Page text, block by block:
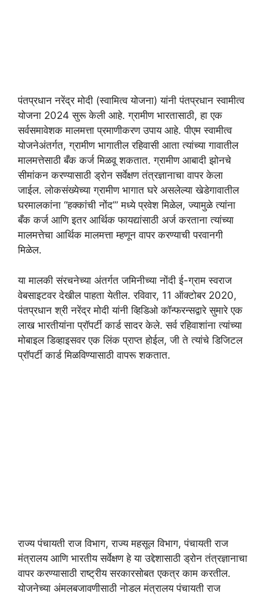
पंतप्रधान नरेंद्र मोदी (स्वामित्व योजना) यांनी पंतप्रधान स्वामीत्व
योजना 2024 सुरू केली आहे. ग्रामीण भारतासाठी, हा एक
सर्वसमावेशक मालमत्ता प्रमाणीकरण उपाय आहे. पीएम स्वामीत्व
योजनेअंतर्गत, ग्रामीण भागातील रहिवासी आता त्यांच्या गावातील
मालमत्तेसाठी बँक कर्ज मिळवू शकतात. ग्रामीण आबादी झोनचे
सीमांकन करण्यासाठी ड्रोन सर्वेक्षण तंत्रज्ञानाचा वापर केला
जाईल. लोकसंख्येच्या ग्रामीण भागात घरे असलेल्या खेडेगावातील
घरमालकांना “हक्कांची नोंद’” मध्ये प्रवेश मिळेल, ज्यामुळे त्यांना
बँक कर्ज आणि इतर आर्थिक फायद्यांसाठी अर्ज करताना त्यांच्या
मालमत्तेचा आर्थिक मालमत्ता म्हणून वापर करण्याची परवानगी
मिळेल.
या मालकी संरचनेच्या अंतर्गत जमिनीच्या नोंदी ई-ग्राम स्वराज
वेबसाइटवर देखील पाहता येतील. रविवार, 11 ऑक्टोबर 2020,
पंतप्रधान श्री नरेंद्र मोदी यांनी व्हिडिओ कॉन्फरन्सद्वारे सुमारे एक
लाख भारतीयांना प्रॉपर्टी कार्ड सादर केले. सर्व रहिवाशांना त्यांच्या
मोबाइल डिव्हाइसवर एक लिंक प्राप्त होईल, जी ते त्यांचे डिजिटल
प्रॉपर्टी कार्ड मिळविण्यासाठी वापरू शकतात.
राज्य पंचायती राज विभाग, राज्य महसूल विभाग, पंचायती राज
मंत्रालय आणि भारतीय सर्वेक्षण हे या उद्देशासाठी ड्रोन तंत्रज्ञानाचा
वापर करण्यासाठी राष्ट्रीय सरकारसोबत एकत्र काम करतील.
योजनेच्या अंमलबजावणीसाठी नोडल मंत्रालय पंचायती राज